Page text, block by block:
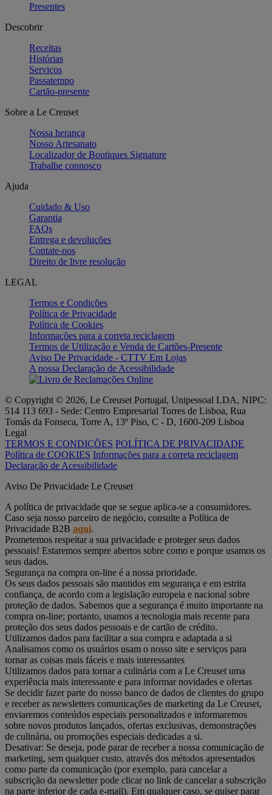
Presentes
Descobrir
Receitas
Histórias
Serviços
Passatempo
Cartão-presente
Sobre a Le Creuset
Nossa herança
Nosso Artesanato
Localizador de Boutiques Signature
Trabalhe connosco
Ajuda
Cuidado & Uso
Garantia
FAQs
Entrega e devoluções
Contate-nos
Direito de livre resolução
LEGAL
Termos e Condições
Política de Privacidade
Política de Cookies
Informações para a correta reciclagem
Termos de Utilização e Venda de Cartões-Presente
Aviso De Privacidade - CTTV Em Lojas
A nossa Declaração de Acessibilidade
© Copyright © 2026, Le Creuset Portugal, Unipessoal LDA, NIPC:
514 113 693 - Sede: Centro Empresarial Torres de Lisboa, Rua
Tomás da Fonseca, Torre A, 13º Piso, C - D, 1600-209 Lisboa
Legal
TERMOS E CONDIÇÕES POLÍTICA DE PRIVACIDADE
Política de COOKIES Informações para a correta reciclagem
Declaração de Acessibilidade
Aviso De Privacidade Le Creuset
A política de privacidade que se segue aplica-se a consumidores.
Caso seja nosso parceiro de negócio, consulte a Política de
Privacidade B2B aqui.
Prometemos respeitar a sua privacidade e proteger seus dados
pessoais! Estaremos sempre abertos sobre como e porque usamos os
seus dados.
Segurança na compra on-line é a nossa prioridade.
Os seus dados pessoais são mantidos em segurança e em estrita
confiança, de acordo com a legislação europeia e nacional sobre
proteção de dados. Sabemos que a segurança é muito importante na
compra on-line; portanto, usamos a tecnologia mais recente para
proteção dos seus dados pessoais e de cartão de crédito.
Utilizamos dados para facilitar a sua compra e adaptada a si
Analisamos como os usuários usam o nosso site e serviços para
tornar as coisas mais fáceis e mais interessantes
Utilizamos dados para tornar a culinária com a Le Creuset uma
experiência mais interessante e para informar novidades e ofertas
Se decidir fazer parte do nosso banco de dados de clientes do grupo
e receber as newsletters comunicações de marketing da Le Creuset,
enviaremos conteúdos especiais personalizados e informaremos
sobre novos produtos lançados, ofertas exclusivas, demonstrações
de culinária, ou promoções especiais dedicadas a si.
Desativar: Se deseja, pode parar de receber a nossa comunicação de
marketing, sem qualquer custo, através dos métodos apresentados
como parte da comunicação (por exemplo, para cancelar a
subscrição da newsletter pode clicar no link de cancelar a subscrição
na parte inferior de cada e-mail). Em qualquer caso, se quiser parar